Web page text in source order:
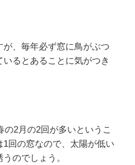
、毎年必ず窓に鳥がぶつ
るとあることに気がつき
2月の2回が多いというこ
回の窓なので、太陽が低い
のでしょう。